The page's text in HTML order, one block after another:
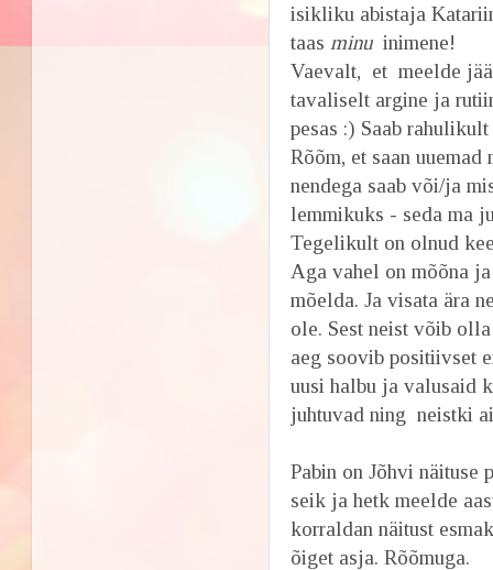
isikliku abistaja
taas minuinimene!
Vaevalt, et meelde
tavaliselt argine ja
pesas :) Saab
Rõõm, et saan
nendega saab või/ja
lemmikuks - seda ma
Tegelikult on olnud
Aga vahel on mõõna
mõelda. Ja visata ära
ole. Sest neist võib
aeg soovib positiivset
uusi halbu ja valusaid
juhtuvad ning neistki
Pabin on Jõhvi näituse
seik ja hetk meelde
korraldan näitust
õiget asja. Rõõmuga.